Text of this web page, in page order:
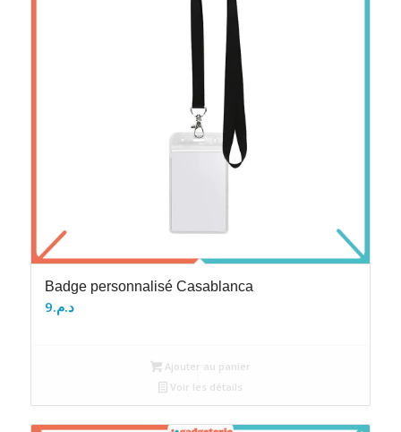
Badge personnalisé Casablanca
د.م.9
Ajouter au panier
Voir les détails